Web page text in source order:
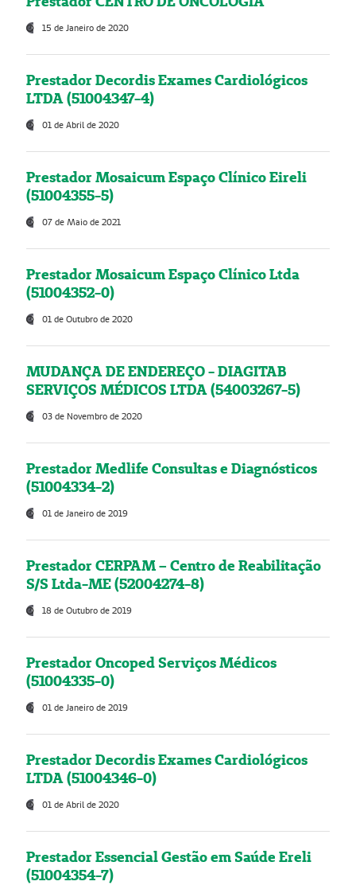
15 de Janeiro de 2020
Prestador Decordis Exames Cardiológicos
LTDA (51004347-4)
01 de Abril de 2020
Prestador Mosaicum Espaço Clínico Eireli
(51004355-5)
07 de Maio de 2021
Prestador Mosaicum Espaço Clínico Ltda
(51004352-0)
01 de Outubro de 2020
MUDANÇA DE ENDEREÇO - DIAGITAB
SERVIÇOS MÉDICOS LTDA (54003267-5)
03 de Novembro de 2020
Prestador Medlife Consultas e Diagnósticos
(51004334-2)
01 de Janeiro de 2019
Prestador CERPAM – Centro de Reabilitação
S/S Ltda-ME (52004274-8)
18 de Outubro de 2019
Prestador Oncoped Serviços Médicos
(51004335-0)
01 de Janeiro de 2019
Prestador Decordis Exames Cardiológicos
LTDA (51004346-0)
01 de Abril de 2020
Prestador Essencial Gestão em Saúde Ereli
(51004354-7)